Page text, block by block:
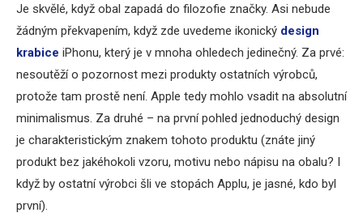
Je skvělé, když obal zapadá do filozofie značky. Asi nebude
žádným překvapením, když zde uvedeme ikonický design
krabice iPhonu, který je v mnoha ohledech jedinečný. Za prvé:
nesoutěží o pozornost mezi produkty ostatních výrobců,
protože tam prostě není. Apple tedy mohlo vsadit na absolutní
minimalismus. Za druhé – na první pohled jednoduchý design
je charakteristickým znakem tohoto produktu (znáte jiný
produkt bez jakéhokoli vzoru, motivu nebo nápisu na obalu? I
když by ostatní výrobci šli ve stopách Applu, je jasné, kdo byl
první).